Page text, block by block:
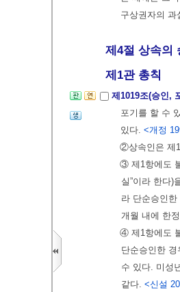
구상권자의
제4절 상속의
제1관 총칙
제1019조(승인,
포기를 할 수
있다. <개정
②상속인은 제
③ 제1항에도
실”이라 한다)
라 단순승인
개월 내에 한
④ 제1항에도
단순승인한
수 있다. 미성
같다. <신설